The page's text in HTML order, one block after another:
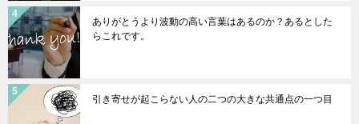
ありがとうより波動の高い言葉はあるのか？あるとした
らこれです。
引き寄せが起こらない人の二つの大きな共通点の一つ目